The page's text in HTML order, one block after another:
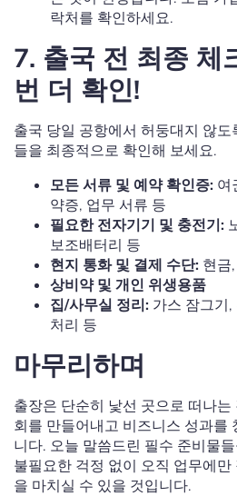
락처를 확인하세요.
7. 출국 전 최종 체
번 더 확인!
출국 당일 공항에서 허둥대지 않
들을 최종적으로 확인해 보세요.
모든 서류 및 예약 확인증: 여
약증, 업무 서류 등
필요한 전자기기 및 충전기:
보조배터리 등
현지 통화 및 결제 수단: 현금
상비약 및 개인 위생용품
집/사무실 정리: 가스 잠그기
처리 등
마무리하며
출장은 단순히 낯선 곳으로 떠나는
회를 만들어내고 비즈니스 성과를
니다. 오늘 말씀드린 필수 준비물
불필요한 걱정 없이 오직 업무에
을 마치실 수 있을 것입니다.